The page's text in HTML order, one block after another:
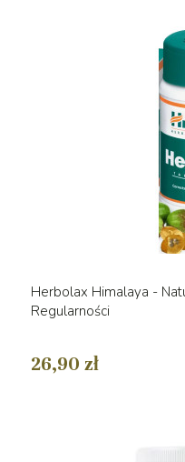
Herbolax Himalaya -
Regularności
26,90 zł